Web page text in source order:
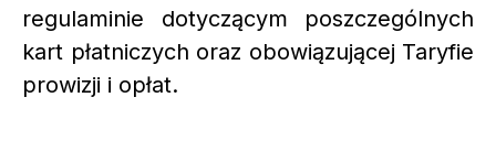
regulaminie dotyczącym poszczególnych
kart płatniczych oraz obowiązującej Taryfie
prowizji i opłat.